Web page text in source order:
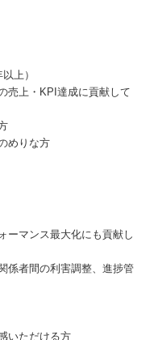
上）
売上・KPI達成に貢献して
めりな方
ーマンス最大化にも貢献し
係者間の利害調整、進捗管
いただける方